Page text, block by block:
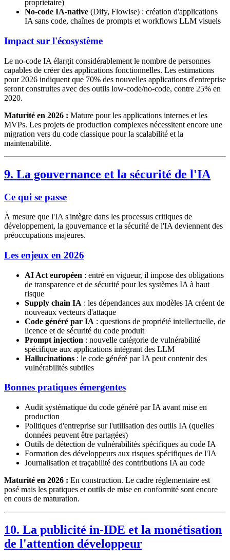
propriétaire)
No-code IA-native (Dify, Flowise) : création d'applications
IA sans code, chaînes de prompts et workflows LLM visuels
Impact sur l'écosystème
Le no-code IA élargit considérablement le nombre de personnes
capables de créer des applications fonctionnelles. Les estimations
pour 2026 indiquent que 70% des nouvelles applications d'entreprise
seront construites avec des outils low-code/no-code, contre 25% en
2020.
Maturité en 2026 : Mature pour les applications internes et les
MVPs. Les projets de production complexes nécessitent encore une
migration vers du code classique pour la scalabilité et la
maintenabilité.
9. La gouvernance et la sécurité de l'IA
Ce qui se passe
À mesure que l'IA s'intègre dans les processus critiques de
développement, la gouvernance et la sécurité de l'IA deviennent des
préoccupations majeures.
Les enjeux en 2026
AI Act européen : entré en vigueur, il impose des obligations
de transparence et de sécurité pour les systèmes IA à haut
risque
Supply chain IA : les dépendances aux modèles IA créent de
nouveaux vecteurs d'attaque
Code généré par IA : questions de propriété intellectuelle, de
licence et de sécurité du code produit
Prompt injection : nouvelle catégorie de vulnérabilité
spécifique aux applications intégrant des LLM
Hallucinations : le code généré par IA peut contenir des
vulnérabilités subtiles
Bonnes pratiques émergentes
Audit systématique du code généré par IA avant mise en
production
Politiques d'entreprise sur l'utilisation des outils IA (quelles
données peuvent être partagées)
Outils de détection de vulnérabilités spécifiques au code IA
Formation des développeurs aux risques spécifiques de l'IA
Journalisation et traçabilité des contributions IA au code
Maturité en 2026 : En construction. Le cadre réglementaire est
posé mais les pratiques et outils de mise en conformité sont encore
en cours de maturation.
10. La publicité in-IDE et la monétisation
de l'attention développeur